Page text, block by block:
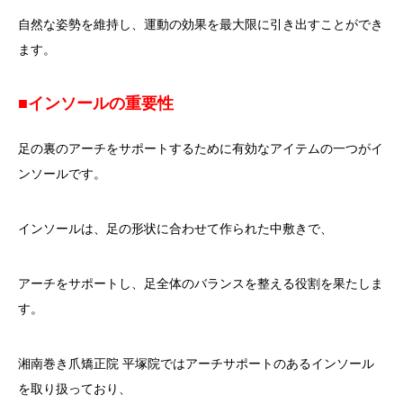
自然な姿勢を維持し、運動の効果を最大限に引き出すことができ
ます。
■インソールの重要性
足の裏のアーチをサポートするために有効なアイテムの一つがイ
ンソールです。
インソールは、足の形状に合わせて作られた中敷きで、
アーチをサポートし、足全体のバランスを整える役割を果たしま
す。
湘南巻き爪矯正院 平塚院ではアーチサポートのあるインソール
を取り扱っており、